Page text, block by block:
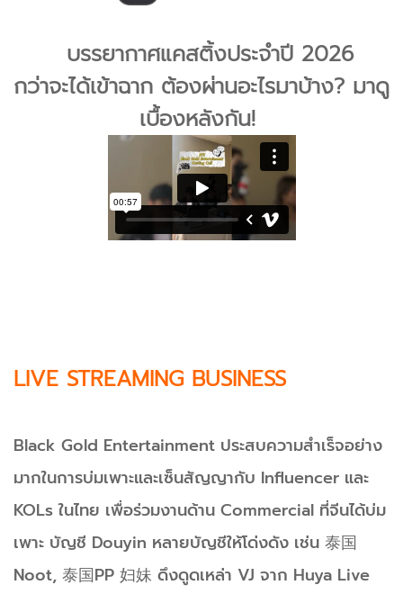
บรรยากาศแคสติ้งประจำปี 2026
กว่าจะได้เข้าฉาก ต้องผ่านอะไรมาบ้าง? มาดู
เบื้องหลังกัน!
LIVE STREAMING BUSINESS
Black Gold Entertainment ประสบความสำเร็จอย่าง
มากในการบ่มเพาะและเซ็นสัญญากับ Influencer และ
KOLs ในไทย เพื่อร่วมงานด้าน Commercial ที่จีนได้บ่ม
เพาะ บัญชี Douyin หลายบัญชีให้โด่งดัง เช่น 泰国
Noot, 泰国PP 妇妹 ดึงดูดเหล่า VJ จาก Huya Live